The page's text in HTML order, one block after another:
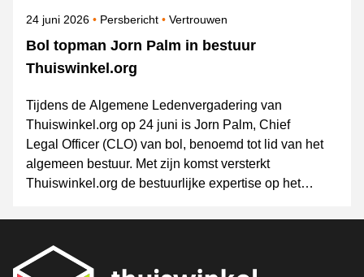
Bol topman Jorn Palm in bestuur
Thuiswinkel.org
Gepubliceerd op
24 juni 2026 Categorie
Persbericht Onderwerpen
Vertrouwen
Tijdens de Algemene Ledenvergadering van
Thuiswinkel.org op 24 juni is Jorn Palm, Chief
Legal Officer (CLO) van bol, benoemd tot lid van het
algemeen bestuur. Met zijn komst versterkt
Thuiswinkel.org de bestuurlijke expertise op het
innovatie en (online) consumentenvertrouwen.